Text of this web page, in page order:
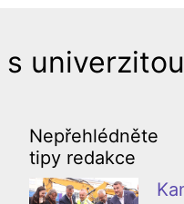
univerzitou
Nepřehlédněte
tipy redakce